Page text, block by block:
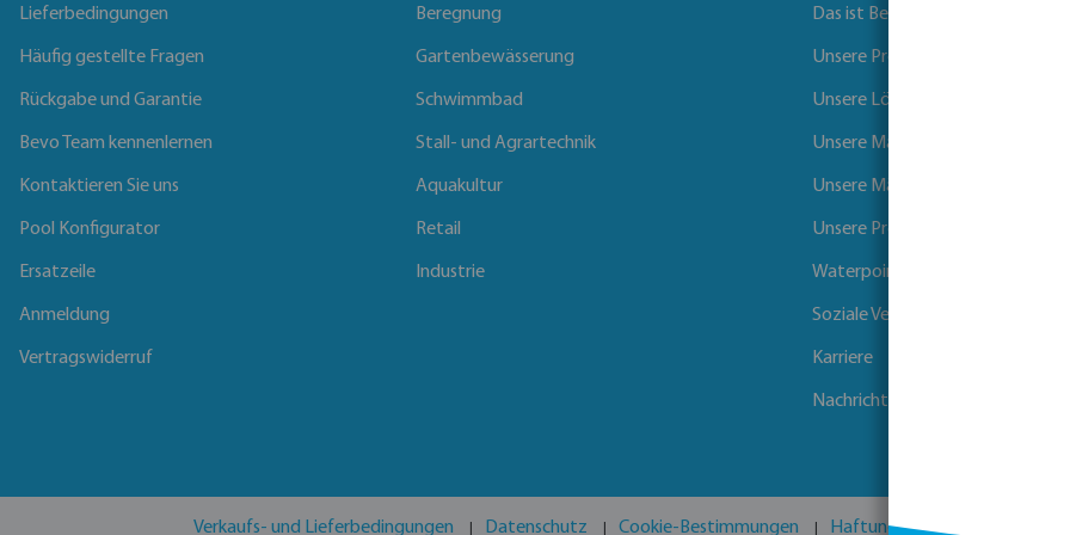
Lieferbedingungen
Häufig gestellte Fragen
Rückgabe und Garantie
Bevo Team kennenlernen
Kontaktieren Sie uns
Pool Konfigurator
Ersatzeile
Anmeldung
Vertragswiderruf
Beregnung
Gartenbewässerung
Schwimmbad
Stall- und Agrartechnik
Aquakultur
Retail
Industrie
Das ist Bevo
Unsere Produkte
Unsere Lösungen
Unsere Marken
Unsere Märkte
Unsere Projekte
Waterpoints
Soziale Verantwortung der
Karriere
Nachrichten
Verkaufs- und Lieferbedingungen Datenschutz Cookie-Bestimmungen Haftungsausschluss